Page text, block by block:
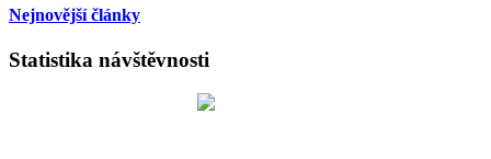
Nejnovější články
Statistika návštěvnosti